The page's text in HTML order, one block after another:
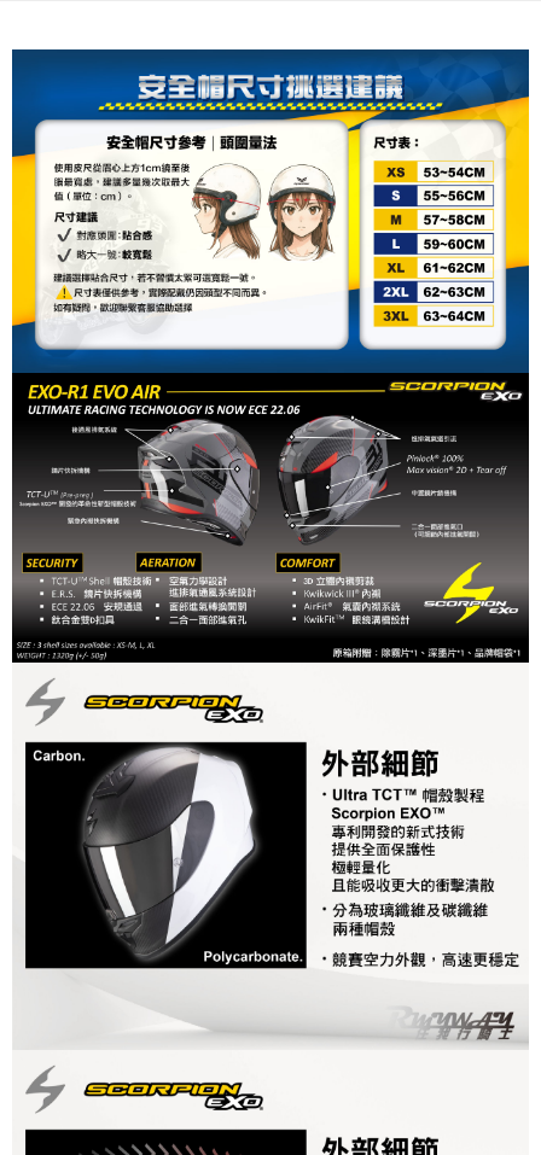
１．透過由恩沛科技股份有限公司提供之「AFTEE先享後付」服務完成之交
易，需依本服務之必要範圍內提供個人資料，並將交易相關給付款項請求債
權轉讓予恩沛科技股份有限公司。
２．關於個人資料處理事宜，請瀏覽以下網址：
https://aftee.tw/terms/#terms3
３．未成年的使用者請事先徵得法定代理人或監護人之同意方可使用
「AFTEE先享後付」，若未經同意申辦者引起之損失，本公司不負相關責
任。
４．使用「AFTEE先享後付」時，將依據個別帳號之用戶狀況，依本公司即
時審查核予不同之上限額度；若仍有額度不足之情形，本公司將視審查結果
請求用戶進行身份認證。
５．嚴禁一人註冊多個帳號或使用他人資訊註冊。若發現惡意使用之情形，
恩沛科技股份有限公司將有權停止該用戶之使用額度並採取法律行動。
每筆NT$80，滿NT$1,999(含以上)免運費